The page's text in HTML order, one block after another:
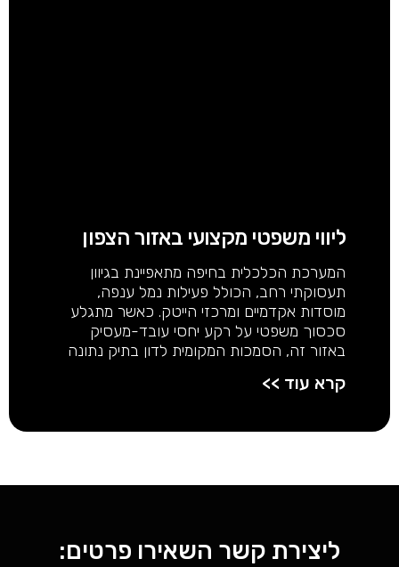
ליווי משפטי מקצועי באזור הצפון
המערכת הכלכלית בחיפה מתאפיינת בגיוון
תעסוקתי רחב, הכולל פעילות נמל ענפה,
מוסדות אקדמיים ומרכזי הייטק. כאשר מתגלע
סכסוך משפטי על רקע יחסי עובד-מעסיק
באזור זה, הסמכות המקומית לדון בתיק נתונה
קרא עוד >>
ליצירת קשר השאירו פרטים: